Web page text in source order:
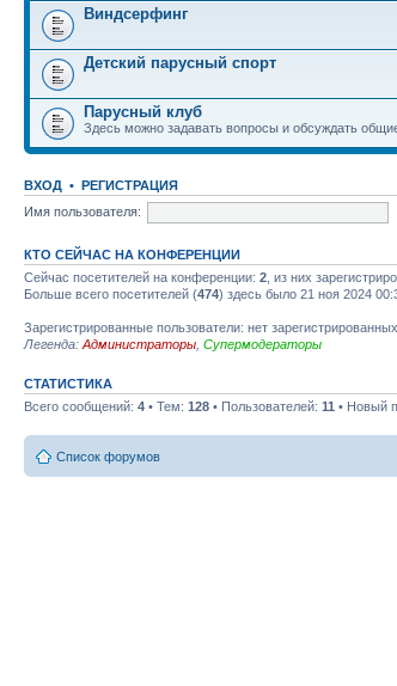
Виндсерфинг
Детский парусный спорт
Парусный клуб
Здесь можно задавать вопросы и обсуждать
ВХОД • РЕГИСТРАЦИЯ
Имя пользователя:
КТО СЕЙЧАС НА КОНФЕРЕНЦИИ
Сейчас посетителей на конференции: 2 , из них
Больше всего посетителей (474) здесь было 21 ноя 2024
Зарегистрированные пользователи: нет
Легенда: Администраторы Супермодераторы
СТАТИСТИКА
Всего сообщений: 4 • Тем: 128 • Пользователей: 11 • Новый
Список форумов